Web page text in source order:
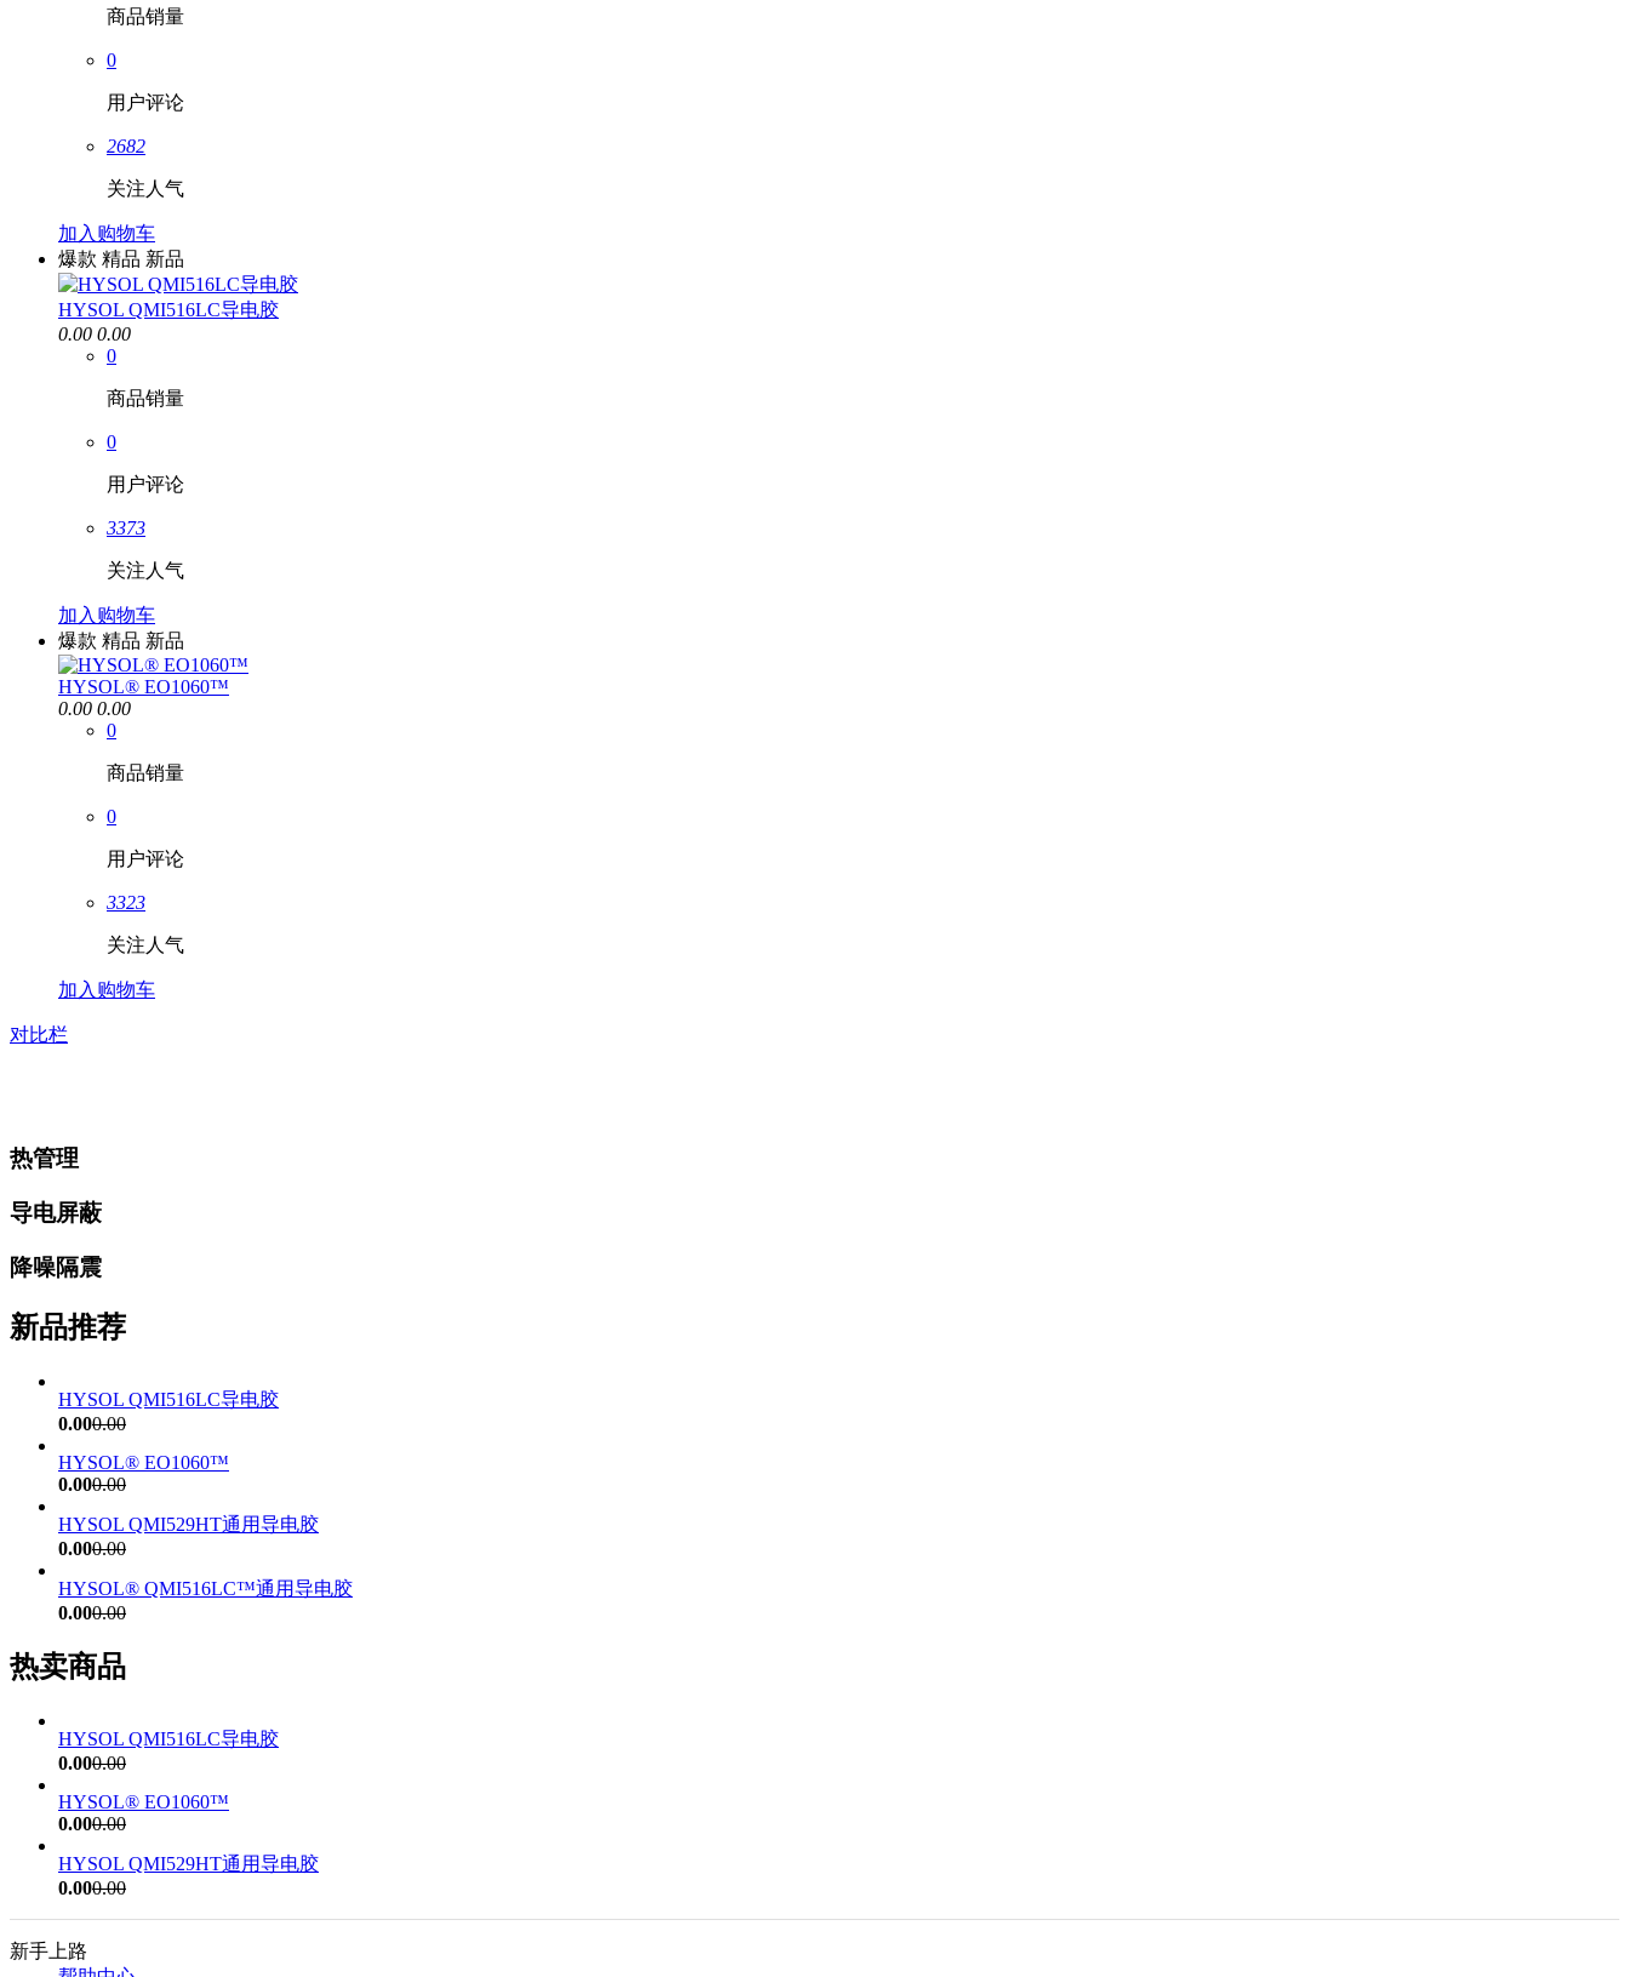
商品销量
0
用户评论
2682
关注人气
加入购物车
爆款 精品 新品
HYSOL QMI516LC导电胶
0.00 0.00
0
商品销量
0
用户评论
3373
关注人气
加入购物车
爆款 精品 新品
HYSOL® EO1060™
0.00 0.00
0
商品销量
0
用户评论
3323
关注人气
加入购物车
对比栏
热管理
导电屏蔽
降噪隔震
新品推荐
HYSOL QMI516LC导电胶
0.000.00
HYSOL® EO1060™
0.000.00
HYSOL QMI529HT通用导电胶
0.000.00
HYSOL® QMI516LC™通用导电胶
0.000.00
热卖商品
HYSOL QMI516LC导电胶
0.000.00
HYSOL® EO1060™
0.000.00
HYSOL QMI529HT通用导电胶
0.000.00
新手上路